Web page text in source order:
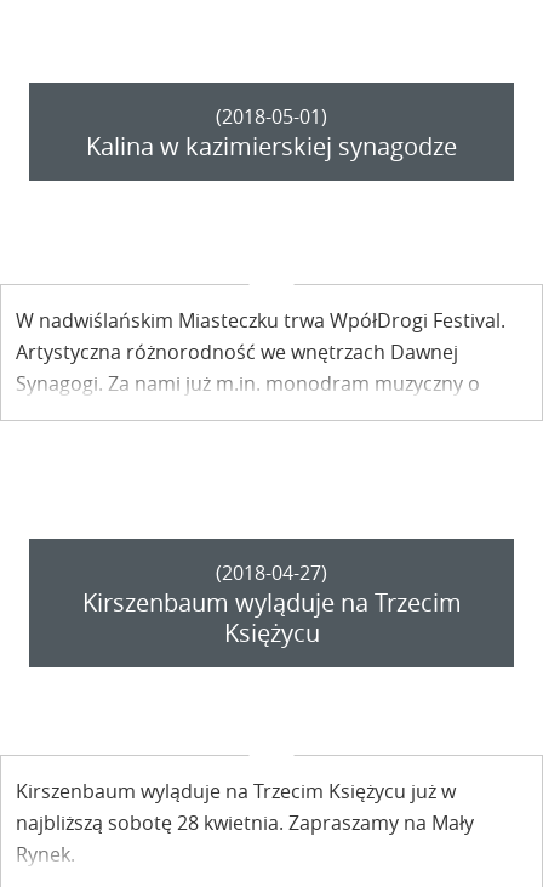
(2018-05-01)
Kalina w kazimierskiej synagodze
W nadwiślańskim Miasteczku trwa WpółDrogi Festival.
Artystyczna różnorodność we wnętrzach Dawnej
Synagogi. Za nami już m.in. monodram muzyczny o
Kalinie Jędrusik.
(2018-04-27)
Kirszenbaum wyląduje na Trzecim
Księżycu
Kirszenbaum wyląduje na Trzecim Księżycu już w
najbliższą sobotę 28 kwietnia. Zapraszamy na Mały
Rynek.